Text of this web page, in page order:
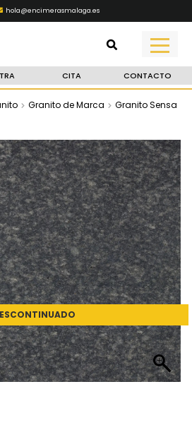
hola@encimerasmalaga.es
CITA CONTACTO
Granito de Marca
Granito Sensa